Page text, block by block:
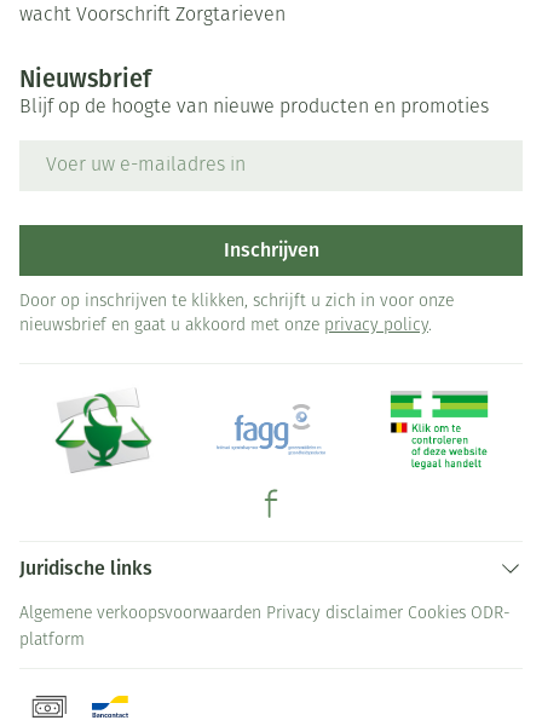
wacht Voorschrift Zorgtarieven
Nieuwsbrief
Blijf op de hoogte van nieuwe producten en promoties
Inschrijven
Door op inschrijven te klikken, schrijft u zich in voor onze
nieuwsbrief en gaat u akkoord met onze privacy policy.
Juridische links
Algemene verkoopsvoorwaarden Privacy disclaimer Cookies ODR-
platform